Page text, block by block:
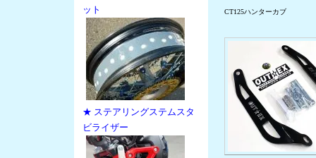
ット
★ ステアリングステムスタ
ビライザー
CT125ハンターカブ